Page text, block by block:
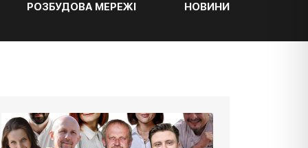
РОЗБУДОВА МЕРЕЖІ НОВИНИ